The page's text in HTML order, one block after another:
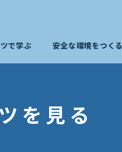
で学ぶ 安全な環境をつくる
を見る